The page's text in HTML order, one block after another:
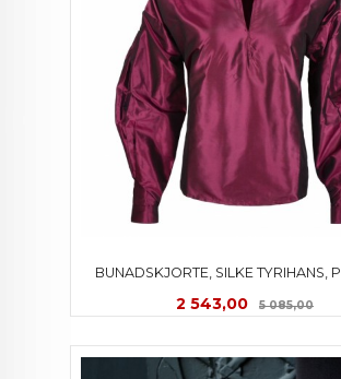
BUNADSKJORTE, SILKE TYRIHANS,
Tilbud
2 543,00 5 085,00